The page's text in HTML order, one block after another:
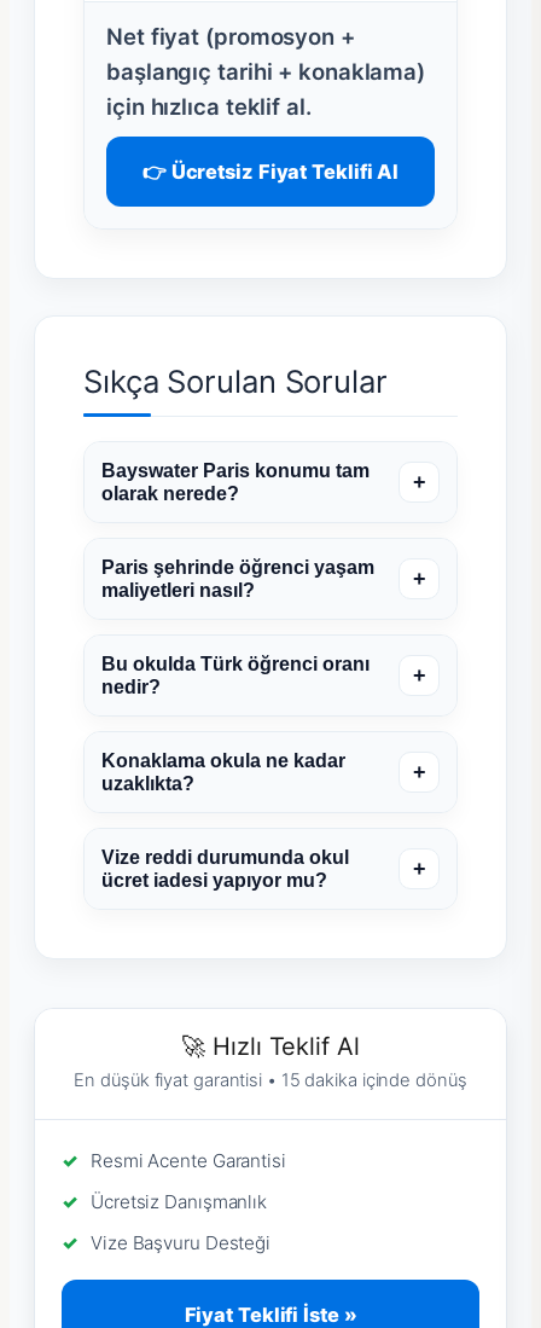
Net fiyat (promosyon +
başlangıç tarihi + konaklama)
için hızlıca teklif al.
👉 Ücretsiz Fiyat Teklifi Al
Sıkça Sorulan Sorular
Bayswater Paris konumu tam
olarak nerede?
+
Paris şehrinde öğrenci yaşam
maliyetleri nasıl?
+
Bu okulda Türk öğrenci oranı
nedir?
+
Konaklama okula ne kadar
uzaklıkta?
+
Vize reddi durumunda okul
ücret iadesi yapıyor mu?
+
🚀 Hızlı Teklif Al
En düşük fiyat garantisi • 15 dakika içinde dönüş
Resmi Acente Garantisi
Ücretsiz Danışmanlık
Vize Başvuru Desteği
Fiyat Teklifi İste »